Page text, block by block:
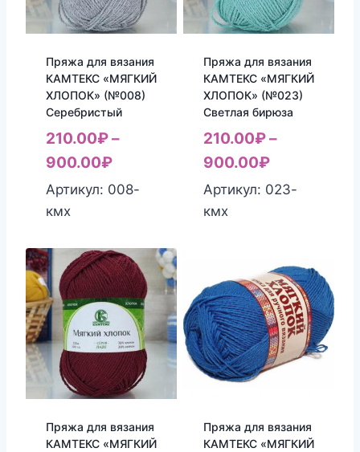
Пряжа для вязания
КАМТЕКС «МЯГКИЙ
ХЛОПОК» (№008)
Серебристый
210.00₽–
900.00₽
Артикул: 008-
кмх
Пряжа для вязания
КАМТЕКС «МЯГКИЙ
ХЛОПОК» (№023)
Светлая бирюза
210.00₽–
900.00₽
Артикул: 023-
кмх
Пряжа для вязания
КАМТЕКС «МЯГКИЙ
Пряжа для вязания
КАМТЕКС «МЯГКИЙ